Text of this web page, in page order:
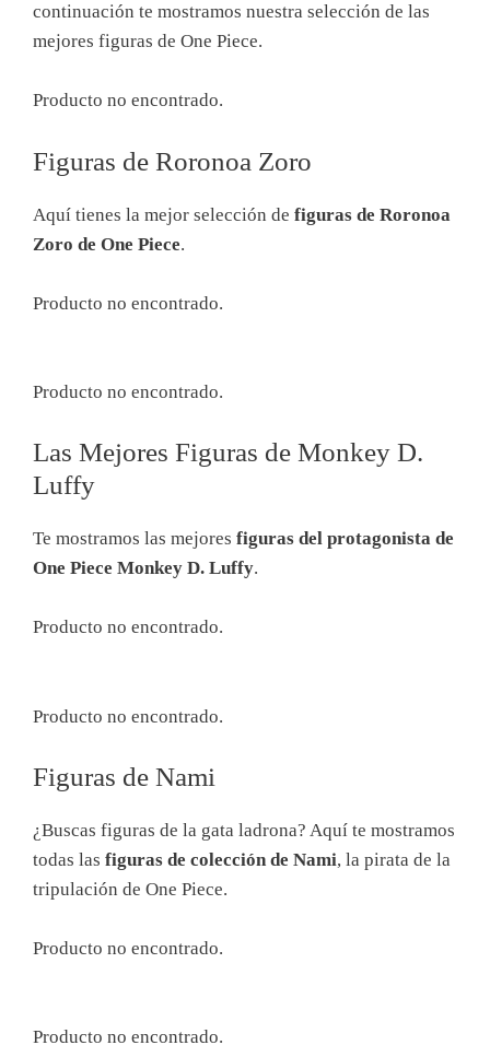
continuación te mostramos nuestra selección de las
mejores figuras de One Piece.
Producto no encontrado.
Figuras de Roronoa Zoro
Aquí tienes la mejor selección de figuras de Roronoa
Zoro de One Piece.
Producto no encontrado.
Producto no encontrado.
Las Mejores Figuras de Monkey D.
Luffy
Te mostramos las mejores figuras del protagonista de
One Piece Monkey D. Luffy.
Producto no encontrado.
Producto no encontrado.
Figuras de Nami
¿Buscas figuras de la gata ladrona? Aquí te mostramos
todas las figuras de colección de Nami, la pirata de la
tripulación de One Piece.
Producto no encontrado.
Producto no encontrado.